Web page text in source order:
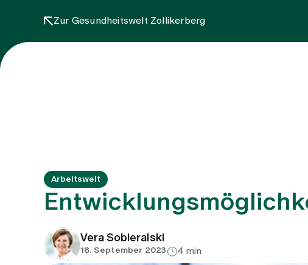
Zur Gesundheitswelt Zollikerberg
Arbeitswelt
Vera Sobieralski
18. September 2023 4 min